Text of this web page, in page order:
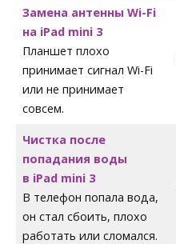
Замена антенны Wi-Fi
на iPad mini 3
Планшет плохо
принимает сигнал Wi-Fi
или не принимает
совсем.
Чистка после
попадания воды
в iPad mini 3
В телефон попала вода,
он стал сбоить, плохо
работать или сломался.